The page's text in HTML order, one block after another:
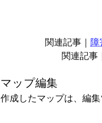
関連記事｜
関連記事
マップ編集
作成したマップは、編